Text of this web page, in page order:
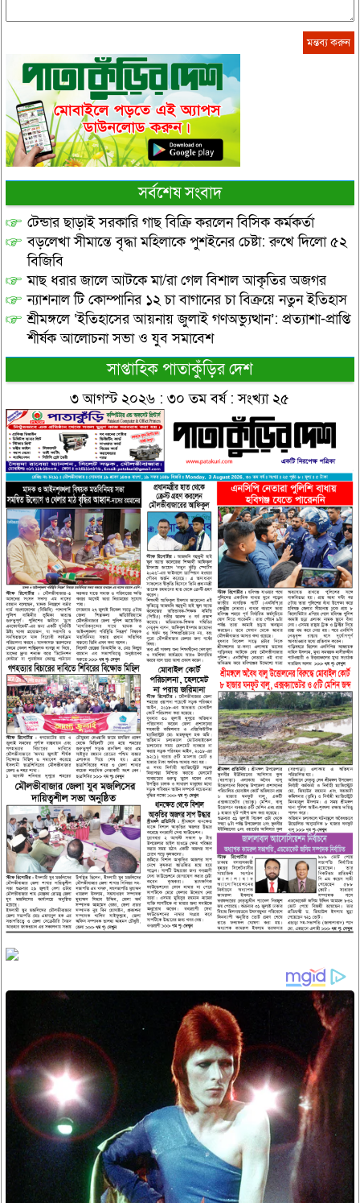
সর্বশেষ সংবাদ
টেন্ডার ছাড়াই সরকারি গাছ বিক্রি করলেন বিসিক কর্মকর্তা
বড়লেখা সীমান্তে বৃদ্ধা মহিলাকে পুশইনের চেষ্টা: রুখে দিলো ৫২
বিজিবি
মাছ ধরার জালে আটকে মা/রা গেল বিশাল আকৃতির অজগর
ন্যাশনাল টি কোম্পানির ১২ চা বাগানের চা বিক্রয়ে নতুন ইতিহাস
শ্রীমঙ্গলে ‘ইতিহাসের আয়নায় জুলাই গণঅভ্যুত্থান’: প্রত্যাশা-প্রাপ্তি
শীর্ষক আলোচনা সভা ও যুব সমাবেশ
সাপ্তাহিক পাতাকুঁড়ির দেশ
৩ আগস্ট ২০২৬ : ৩০ তম বর্ষ : সংখ্যা ২৫